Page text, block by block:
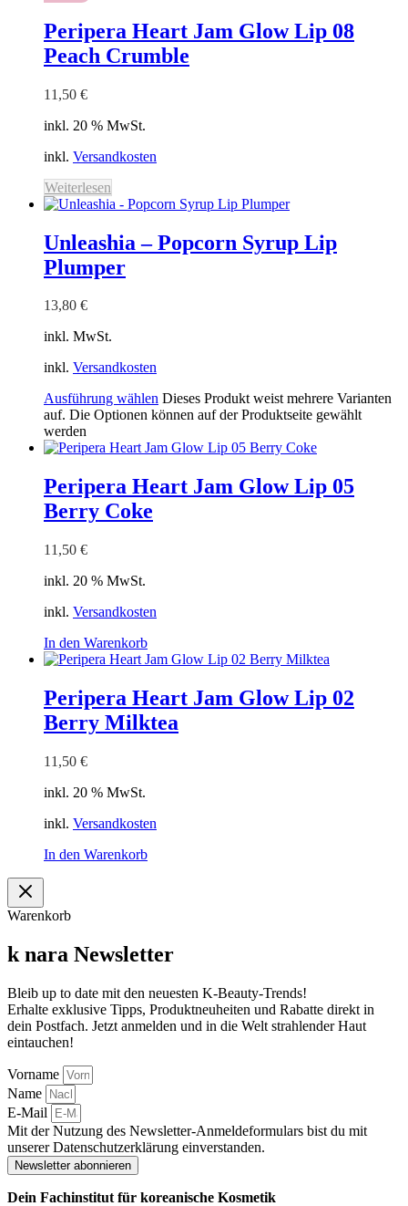
Peripera Heart Jam Glow Lip 08
Peach Crumble
11,50 €
inkl. 20 % MwSt.
inkl. Versandkosten
Weiterlesen
Unleashia – Popcorn Syrup Lip
Plumper
13,80 €
inkl. MwSt.
inkl. Versandkosten
Ausführung wählen Dieses Produkt weist mehrere Varianten
auf. Die Optionen können auf der Produktseite gewählt
werden
Peripera Heart Jam Glow Lip 05
Berry Coke
11,50 €
inkl. 20 % MwSt.
inkl. Versandkosten
In den Warenkorb
Peripera Heart Jam Glow Lip 02
Berry Milktea
11,50 €
inkl. 20 % MwSt.
inkl. Versandkosten
In den Warenkorb
Warenkorb
k nara Newsletter
Bleib up to date mit den neuesten K-Beauty-Trends!
Erhalte exklusive Tipps, Produktneuheiten und Rabatte direkt in
dein Postfach. Jetzt anmelden und in die Welt strahlender Haut
eintauchen!
Vorname
Name
E-Mail
Mit der Nutzung des Newsletter-Anmeldeformulars bist du mit
unserer Datenschutzerklärung einverstanden.
Newsletter abonnieren
Dein Fachinstitut für koreanische Kosmetik